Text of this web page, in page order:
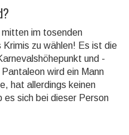
im tosenden
Krimis zu wählen! Es ist die
und -
wird ein Mann
hat allerdings keinen
es sich bei dieser Person